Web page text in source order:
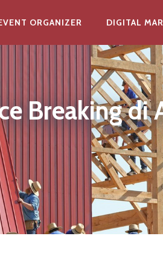
ORGANIZER DIGITAL
Breaking di